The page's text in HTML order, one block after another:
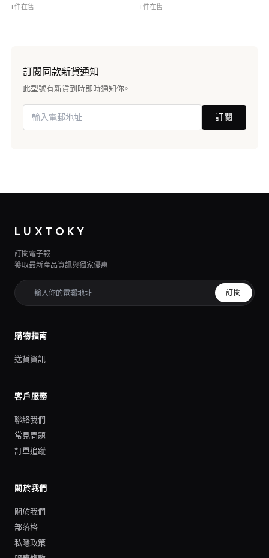
1 件在售 1 件在售
訂閱同款新貨通知
此型號有新貨到時即時通知你。
訂閱
LUXTOKY
訂閱電子報
獲取最新產品資訊與獨家優惠
訂閱
購物指南
送貨資訊
客戶服務
聯絡我們
常見問題
訂單追蹤
關於我們
關於我們
部落格
私隱政策